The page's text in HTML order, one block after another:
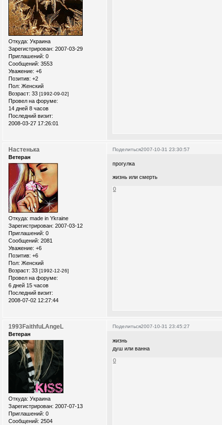
Откуда: Украина
Зарегистрирован: 2007-03-29
Приглашений: 0
Сообщений: 3553
Уважение: +6
Позитив: +2
Пол: Женский
Возраст: 33 [1992-09-02]
Провел на форуме:
14 дней 8 часов
Последний визит:
2008-03-27 17:26:01
Поделиться2007-10-31 23:30:57
Настенька
Ветеран
Откуда: made in Ykraine
Зарегистрирован: 2007-03-12
Приглашений: 0
Сообщений: 2081
Уважение: +6
Позитив: +6
Пол: Женский
Возраст: 33 [1992-12-26]
Провел на форуме:
6 дней 15 часов
Последний визит:
2008-07-02 12:27:44
прогулка
жизнь или смерть
0
Поделиться2007-10-31 23:45:27
1993FaithfuLAngeL
Ветеран
Откуда: Украина
Зарегистрирован: 2007-07-13
Приглашений: 0
Сообщений: 2504
жизнь
душ или ванна
0